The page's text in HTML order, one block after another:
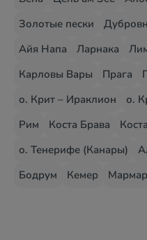
Золотые пески
Айя Напа
Ларнака
Карловы Вары
Прага
о. Крит – Ираклион
о.
Рим
Коста Брава
о. Тенерифе (Канары)
Бодрум
Кемер